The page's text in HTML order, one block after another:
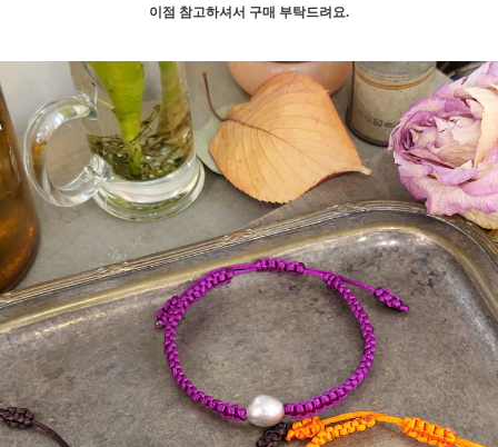
이점 참고하셔서 구매 부탁드려요.